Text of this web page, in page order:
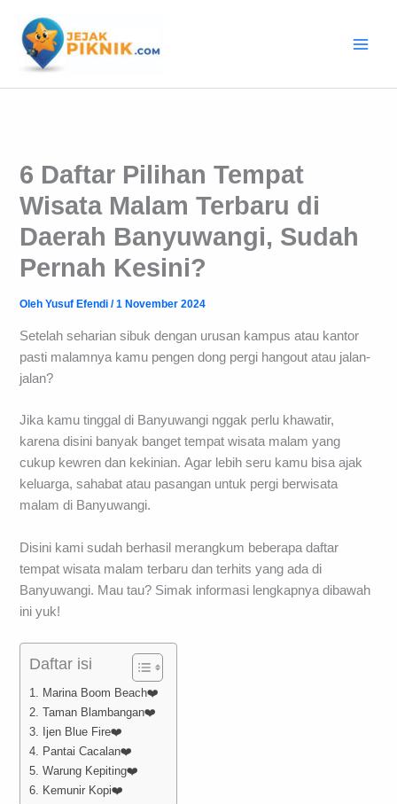
konten
6 Daftar Pilihan Tempat
Wisata Malam Terbaru di
Daerah Banyuwangi, Sudah
Pernah Kesini?
OlehYusuf Efendi/1 November 2024
Setelah seharian sibuk dengan urusan kampus atau kantor
pasti malamnya kamu pengen dong pergi hangout atau jalan-
jalan?
Jika kamu tinggal di Banyuwangi nggak perlu khawatir,
karena disini banyak banget tempat wisata malam yang
cukup kewren dan kekinian. Agar lebih seru kamu bisa ajak
keluarga, sahabat atau pasangan untuk pergi berwisata
malam di Banyuwangi.
Disini kami sudah berhasil merangkum beberapa daftar
tempat wisata malam terbaru dan terhits yang ada di
Banyuwangi. Mau tau? Simak informasi lengkapnya dibawah
ini yuk!
Daftar isi
1. Marina Boom Beach❤️
2. Taman Blambangan❤️
3. Ijen Blue Fire❤️
4. Pantai Cacalan❤️
5. Warung Kepiting❤️
6. Kemunir Kopi❤️